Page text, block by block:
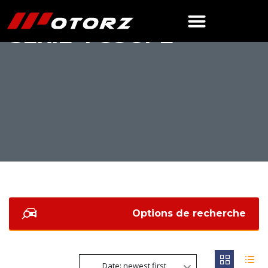
SÉRIE 4 COUPÉ
Options de recherche
Date: newest first